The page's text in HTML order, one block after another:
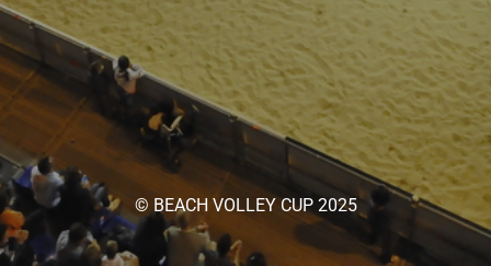
© BEACH VOLLEY CUP 2025